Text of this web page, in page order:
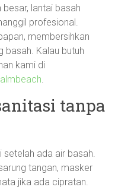
lantai basah
profesional.
membersihkan
basah. Kalau butuh
kami di
.
tanpa
setelah ada air basah.
tangan, masker
jika ada cipratan.